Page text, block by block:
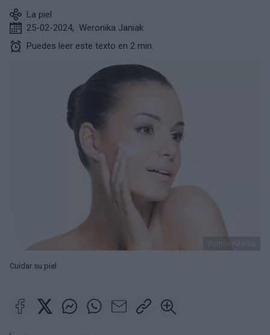
La piel
25-02-2024, Weronika Janiak
Puedes leer este texto en 2 min.
Cuidar su piel